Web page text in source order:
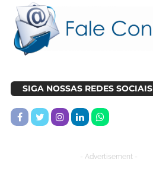
SIGA NOSSAS REDES SOCIAIS
- Advertisement -